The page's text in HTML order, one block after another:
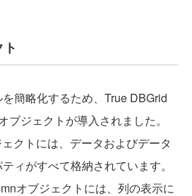
簡略化するため、True DBGrid
ブジェクトが導入されました。
クトには、データおよびデータ
ィがすべて格納されています。
オブジェクトには、列の表示に